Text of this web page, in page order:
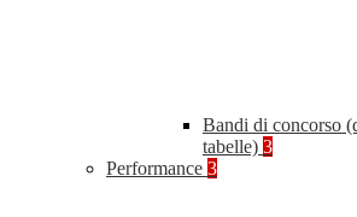
Bandi di concorso
tabelle) 3
Performance 3